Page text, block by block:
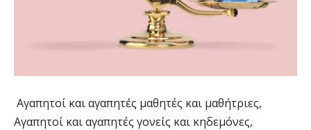
Αγαπητοί και αγαπητές μαθητές και μαθήτριες,
Αγαπητοί και αγαπητές γονείς και κηδεμόνες,